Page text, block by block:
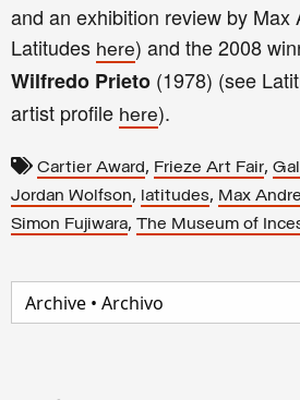
and an exhibition review by Max
Latitudes here) and the 2008
Wilfredo Prieto (1978) (see
artist profile here).
Cartier Award, Frieze Art Fair,
Jordan Wolfson, latitudes, Max
Simon Fujiwara, The Museum of